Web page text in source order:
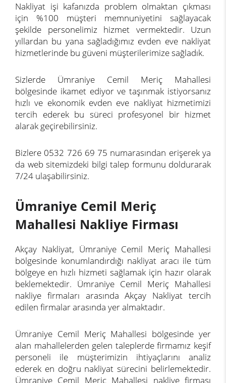
Nakliyat işi kafanızda problem olmaktan çıkması
için %100 müşteri memnuniyetini sağlayacak
şekilde personelimiz hizmet vermektedir. Uzun
yıllardan bu yana sağladığımız evden eve nakliyat
hizmetlerinde bu güveni müşterilerimize sağladık.
Sizlerde Ümraniye Cemil Meriç Mahallesi
bölgesinde ikamet ediyor ve taşınmak istiyorsanız
hızlı ve ekonomik evden eve nakliyat hizmetimizi
tercih ederek bu süreci profesyonel bir hizmet
alarak geçirebilirsiniz.
Bizlere 0532 726 69 75 numarasından erişerek ya
da web sitemizdeki bilgi talep formunu doldurarak
7/24 ulaşabilirsiniz.
Ümraniye Cemil Meriç
Mahallesi Nakliye Firması
Akçay Nakliyat, Ümraniye Cemil Meriç Mahallesi
bölgesinde konumlandırdığı nakliyat aracı ile tüm
bölgeye en hızlı hizmeti sağlamak için hazır olarak
beklemektedir. Ümraniye Cemil Meriç Mahallesi
nakliye firmaları arasında Akçay Nakliyat tercih
edilen firmalar arasında yer almaktadır.
Ümraniye Cemil Meriç Mahallesi bölgesinde yer
alan mahallelerden gelen taleplerde firmamız keşif
personeli ile müşterimizin ihtiyaçlarını analiz
ederek en doğru nakliyat sürecini belirlemektedir.
Ümraniye Cemil Meriç Mahallesi nakliye firması